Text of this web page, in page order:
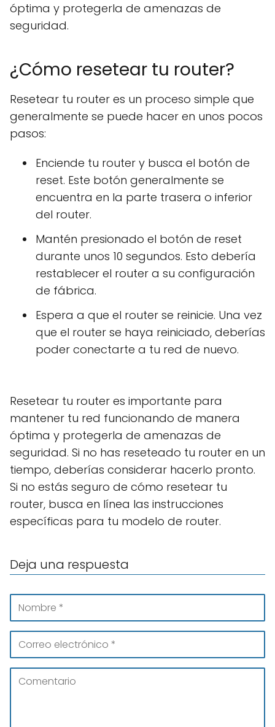
óptima y protegerla de amenazas de
seguridad.
¿Cómo resetear tu router?
Resetear tu router es un proceso simple que
generalmente se puede hacer en unos pocos
pasos:
Enciende tu router y busca el botón de
reset. Este botón generalmente se
encuentra en la parte trasera o inferior
del router.
Mantén presionado el botón de reset
durante unos 10 segundos. Esto debería
restablecer el router a su configuración
de fábrica.
Espera a que el router se reinicie. Una vez
que el router se haya reiniciado, deberías
poder conectarte a tu red de nuevo.
Resetear tu router es importante para
mantener tu red funcionando de manera
óptima y protegerla de amenazas de
seguridad. Si no has reseteado tu router en un
tiempo, deberías considerar hacerlo pronto.
Si no estás seguro de cómo resetear tu
router, busca en línea las instrucciones
específicas para tu modelo de router.
Deja una respuesta